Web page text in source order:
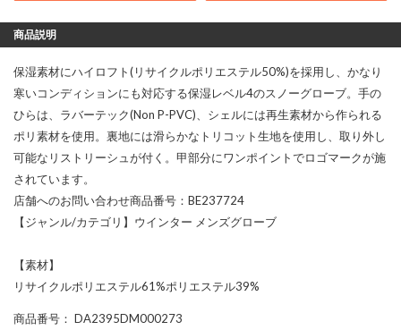
商品説明
保湿素材にハイロフト(リサイクルポリエステル50%)を採用し、かなり
寒いコンディションにも対応する保湿レベル4のスノーグローブ。手の
ひらは、ラバーテック(Non P-PVC)、シェルには再生素材から作られる
ポリ素材を使用。裏地には滑らかなトリコット生地を使用し、取り外し
可能なリストリーシュが付く。甲部分にワンポイントでロゴマークが施
されています。
店舗へのお問い合わせ商品番号：BE237724
【ジャンル/カテゴリ】ウインター メンズグローブ
【素材】
リサイクルポリエステル61%ポリエステル39%
商品番号 ： DA2395DM000273